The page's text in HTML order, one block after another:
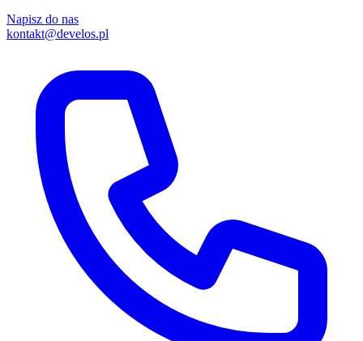
Napisz do nas
kontakt@develos.pl